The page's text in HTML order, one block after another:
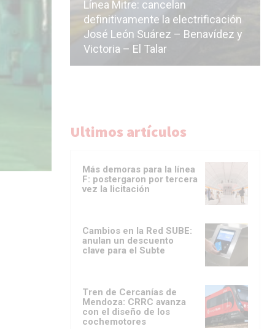
la
Línea Mitre: cancelan
definitivamente la electrificación
José León Suárez – Benavídez y
Victoria – El Talar
Ultimos artículos
Más demoras para la línea
F: postergaron por tercera
vez la licitación
Cambios en la Red SUBE:
anulan un descuento
clave para el Subte
Tren de Cercanías de
Mendoza: CRRC avanza
con el diseño de los
cochemotores